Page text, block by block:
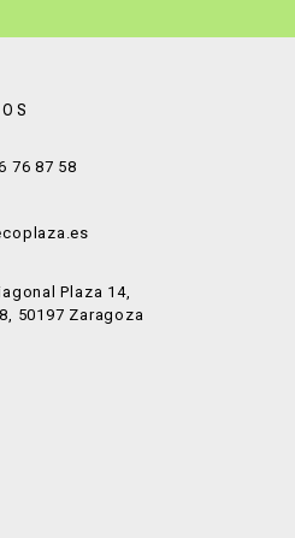
76 87 58
Plaza 14,
50197 Zaragoza